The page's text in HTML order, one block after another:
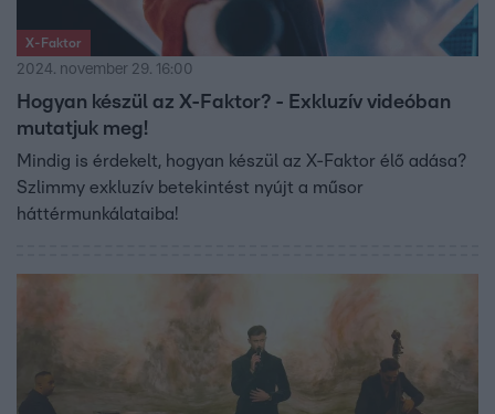
X-Faktor
2024. november 29. 16:00
Hogyan készül az X-Faktor? - Exkluzív videóban
mutatjuk meg!
Mindig is érdekelt, hogyan készül az X-Faktor élő adása?
Szlimmy exkluzív betekintést nyújt a műsor
háttérmunkálataiba!